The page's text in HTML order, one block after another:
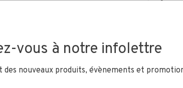
vous à notre infolettre
des nouveaux produits, évènements et